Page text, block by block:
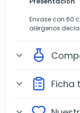
Envase con 60
alérgenos
expand_more
expand_more Ficha